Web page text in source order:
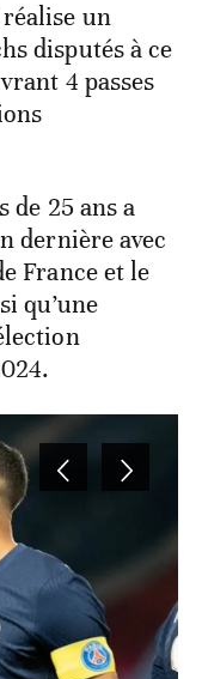
un
disputés à ce
4 passes
de 25 ans a
dernière avec
France et le
qu’une